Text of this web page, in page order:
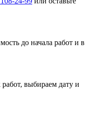
до начала работ и в
выбираем дату и